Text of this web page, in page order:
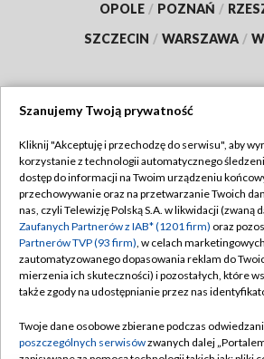
OPOLE / POZNAŃ /
SZCZECIN / WARSZAWA /
TVP
Abonament TVP
Emisja w TVP
Centrum informacji TVP
Naziemna Telewizja Cyfrowa
Rada Programowa
Regulamin TVP
Polityka
Moje zgody
Pomoc
Kontakt
Szanujemy Twoją prywatność
Kliknij "Akceptuję i przechodzę do serwisu", aby
korzystanie z technologii automatycznego
dostęp do informacji na Twoim urządzeniu
przechowywanie oraz na przetwarzanie Twoich
nas, czyli Telewizję Polską S.A. w likwidacji (zwaną
Zaufanych Partnerów z IAB* (1201 firm) oraz
Partnerów TVP (93 firm), w celach
zautomatyzowanego dopasowania reklam do
mierzenia ich skuteczności) i pozostałych, które
także zgody na udostępnianie przez nas
Twoje dane osobowe zbierane podczas
poszczególnych serwisówzwanych dalej